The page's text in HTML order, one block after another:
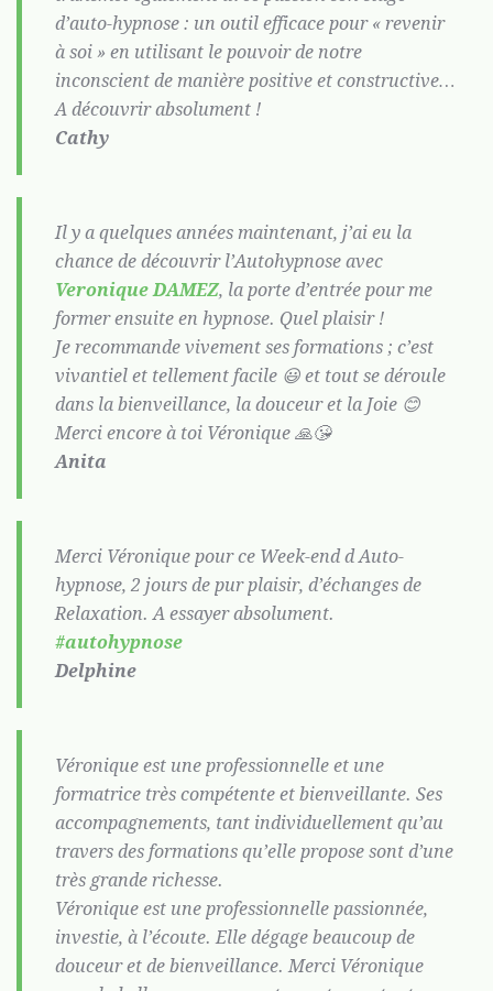
d’auto-hypnose : un outil efficace pour « revenir
à soi » en utilisant le pouvoir de notre
inconscient de manière positive et constructive…
A découvrir absolument !
Cathy
Il y a quelques années maintenant, j’ai eu la
chance de découvrir l’Autohypnose avec
Veronique DAMEZ, la porte d’entrée pour me
former ensuite en hypnose. Quel plaisir !
Je recommande vivement ses formations ; c’est
vivantiel et tellement facile 😃 et tout se déroule
dans la bienveillance, la douceur et la Joie 😊
Merci encore à toi Véronique 🙏😘
Anita
Merci Véronique pour ce Week-end d Auto-
hypnose, 2 jours de pur plaisir, d’échanges de
Relaxation. A essayer absolument.
#autohypnose
Delphine
Véronique est une professionnelle et une
formatrice très compétente et bienveillante. Ses
accompagnements, tant individuellement qu’au
travers des formations qu’elle propose sont d’une
très grande richesse.
Véronique est une professionnelle passionnée,
investie, à l’écoute. Elle dégage beaucoup de
douceur et de bienveillance. Merci Véronique